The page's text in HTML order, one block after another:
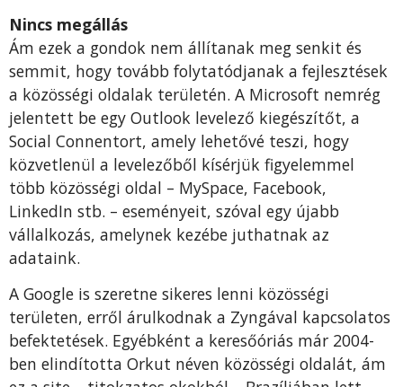
Nincs megállás
Ám ezek a gondok nem állítanak meg senkit és
semmit, hogy tovább folytatódjanak a fejlesztések
a közösségi oldalak területén. A Microsoft nemrég
jelentett be egy Outlook levelező kiegészítőt, a
Social Connentort, amely lehetővé teszi, hogy
közvetlenül a levelezőből kísérjük figyelemmel
több közösségi oldal – MySpace, Facebook,
LinkedIn stb. – eseményeit, szóval egy újabb
vállalkozás, amelynek kezébe juthatnak az
adataink.
A Google is szeretne sikeres lenni közösségi
területen, erről árulkodnak a Zyngával kapcsolatos
befektetések. Egyébként a keresőóriás már 2004-
ben elindította Orkut néven közösségi oldalát, ám